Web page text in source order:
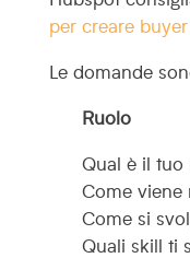
per creare
Le domande
Ruolo
Qual è il tuo
Come viene
Come si
Quali skill ti